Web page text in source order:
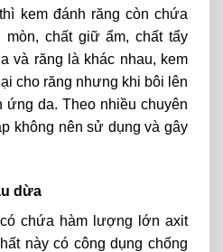
kem đánh răng còn chứa
mòn, chất giữ ẩm, chất tẩy
và răng là khác nhau, kem
cho răng nhưng khi bôi lên
ứng da. Theo nhiều chuyên
không nên sử dụng và gây
dừa
chứa hàm lượng lớn axit
này có công dụng chống